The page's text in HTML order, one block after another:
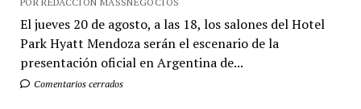
El jueves 20 de agosto, a las 18, los salones del Hotel
Park Hyatt Mendoza serán el escenario de la
presentación oficial en Argentina de...
Comentarios cerrados